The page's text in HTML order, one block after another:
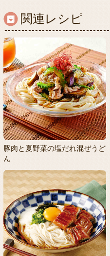
関連レシピ
豚肉と夏野菜の塩だれ混ぜうど
ん